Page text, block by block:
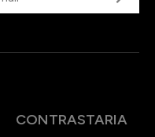
CONTRASTARIA